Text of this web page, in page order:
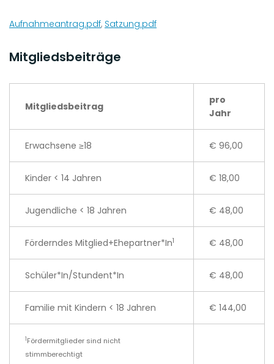
Aufnahmeantrag.pdf, Satzung.pdf
Mitgliedsbeiträge
Mitgliedsbeitrag
pro
Jahr
Erwachsene ≥18 € 96,00
Kinder < 14 Jahren € 18,00
Jugendliche < 18 Jahren € 48,00
Förderndes Mitglied+Ehepartner*In1 € 48,00
Schüler*In/Stundent*In € 48,00
Familie mit Kindern < 18 Jahren € 144,00
1Fördermitglieder sind nicht
stimmberechtigt